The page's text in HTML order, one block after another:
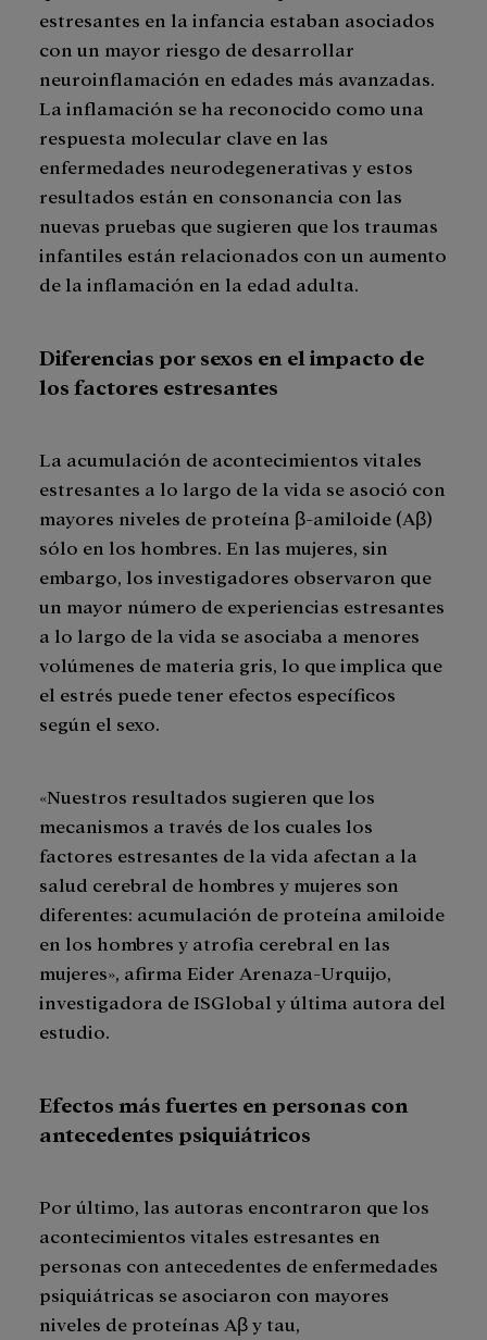
estresantes en la infancia estaban asociados
con un mayor riesgo de desarrollar
neuroinflamación en edades más avanzadas.
La inflamación se ha reconocido como una
respuesta molecular clave en las
enfermedades neurodegenerativas y estos
resultados están en consonancia con las
nuevas pruebas que sugieren que los traumas
infantiles están relacionados con un aumento
de la inflamación en la edad adulta.
Diferencias por sexos en el impacto de
los factores estresantes
La acumulación de acontecimientos vitales
estresantes a lo largo de la vida se asoció con
mayores niveles de proteína β-amiloide (Aβ)
sólo en los hombres. En las mujeres, sin
embargo, los investigadores observaron que
un mayor número de experiencias estresantes
a lo largo de la vida se asociaba a menores
volúmenes de materia gris, lo que implica que
el estrés puede tener efectos específicos
según el sexo.
«Nuestros resultados sugieren que los
mecanismos a través de los cuales los
factores estresantes de la vida afectan a la
salud cerebral de hombres y mujeres son
diferentes: acumulación de proteína amiloide
en los hombres y atrofia cerebral en las
mujeres», afirma Eider Arenaza-Urquijo,
investigadora de ISGlobal y última autora del
estudio.
Efectos más fuertes en personas con
antecedentes psiquiátricos
Por último, las autoras encontraron que los
acontecimientos vitales estresantes en
personas con antecedentes de enfermedades
psiquiátricas se asociaron con mayores
niveles de proteínas Aβ y tau,